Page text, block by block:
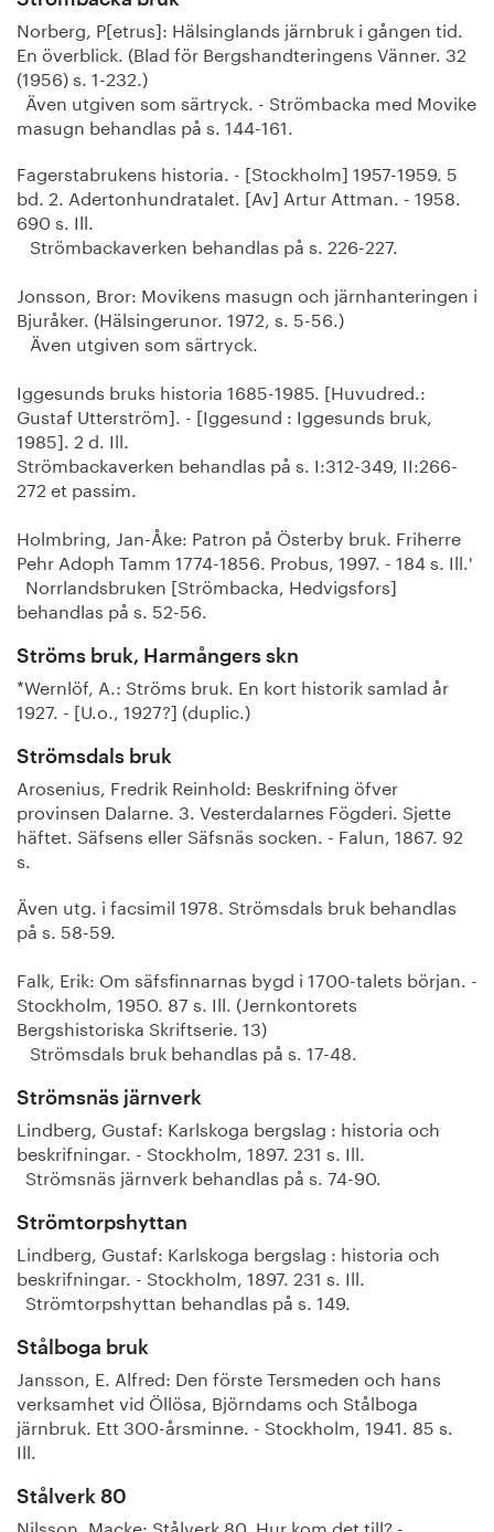
Norberg, P[etrus]: Hälsinglands järnbruk i gången tid.
En överblick. (Blad för Bergshandteringens Vänner. 32
(1956) s. 1-232.)
Även utgiven som särtryck. - Strömbacka med Movike
masugn behandlas på s. 144-161.
Fagerstabrukens historia. - [Stockholm] 1957-1959. 5
bd. 2. Adertonhundratalet. [Av] Artur Attman. - 1958.
690 s. Ill.
Strömbackaverken behandlas på s. 226-227.
Jonsson, Bror: Movikens masugn och järnhanteringen i
Bjuråker. (Hälsingerunor. 1972, s. 5-56.)
Även utgiven som särtryck.
Iggesunds bruks historia 1685-1985. [Huvudred.:
Gustaf Utterström]. - [Iggesund : Iggesunds bruk,
1985]. 2 d. Ill.
Strömbackaverken behandlas på s. I:312-349, II:266-
272 et passim.
Holmbring, Jan-Åke: Patron på Österby bruk. Friherre
Pehr Adoph Tamm 1774-1856. Probus, 1997. - 184 s. Ill.'
Norrlandsbruken [Strömbacka, Hedvigsfors]
behandlas på s. 52-56.
Ströms bruk, Harmångers skn
*Wernlöf, A.: Ströms bruk. En kort historik samlad år
1927. - [U.o., 1927?] (duplic.)
Strömsdals bruk
Arosenius, Fredrik Reinhold: Beskrifning öfver
provinsen Dalarne. 3. Vesterdalarnes Fögderi. Sjette
häftet. Säfsens eller Säfsnäs socken. - Falun, 1867. 92
s.
Även utg. i facsimil 1978. Strömsdals bruk behandlas
på s. 58-59.
Falk, Erik: Om säfsfinnarnas bygd i 1700-talets början. -
Stockholm, 1950. 87 s. Ill. (Jernkontorets
Bergshistoriska Skriftserie. 13)
Strömsdals bruk behandlas på s. 17-48.
Strömsnäs järnverk
Lindberg, Gustaf: Karlskoga bergslag : historia och
beskrifningar. - Stockholm, 1897. 231 s. Ill.
Strömsnäs järnverk behandlas på s. 74-90.
Strömtorpshyttan
Lindberg, Gustaf: Karlskoga bergslag : historia och
beskrifningar. - Stockholm, 1897. 231 s. Ill.
Strömtorpshyttan behandlas på s. 149.
Stålboga bruk
Jansson, E. Alfred: Den förste Tersmeden och hans
verksamhet vid Öllösa, Björndams och Stålboga
järnbruk. Ett 300-årsminne. - Stockholm, 1941. 85 s.
Ill.
Stålverk 80
Nilsson, Macke: Stålverk 80. Hur kom det till? -